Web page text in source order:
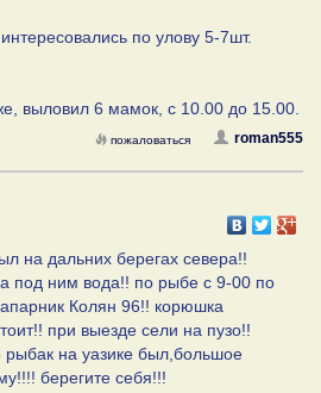
по улову 5-7шт.
выловил 6 мамок, с 10.00 до 15.00.
roman555
пожаловаться
на дальних берегах севера!!
а под ним вода!! по рыбе с 9-00 по
Колян 96!! корюшка
при выезде сели на пузо!!
на уазике был,большое
берегите себя!!!